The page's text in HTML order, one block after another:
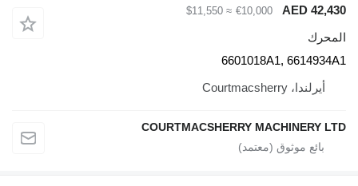
AED 42,430
€10,000
≈ $11,550
المحرك
6601018A1, 6614934A1
أيرلندا، Courtmacsherry
COURTMACSHERRY MACHINERY LTD